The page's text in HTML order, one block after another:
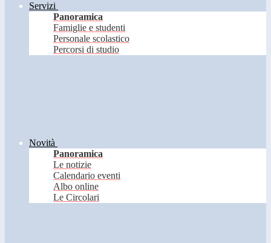
Servizi
Panoramica
Famiglie e studenti
Personale scolastico
Percorsi di studio
Novità
Panoramica
Le notizie
Calendario eventi
Albo online
Le Circolari